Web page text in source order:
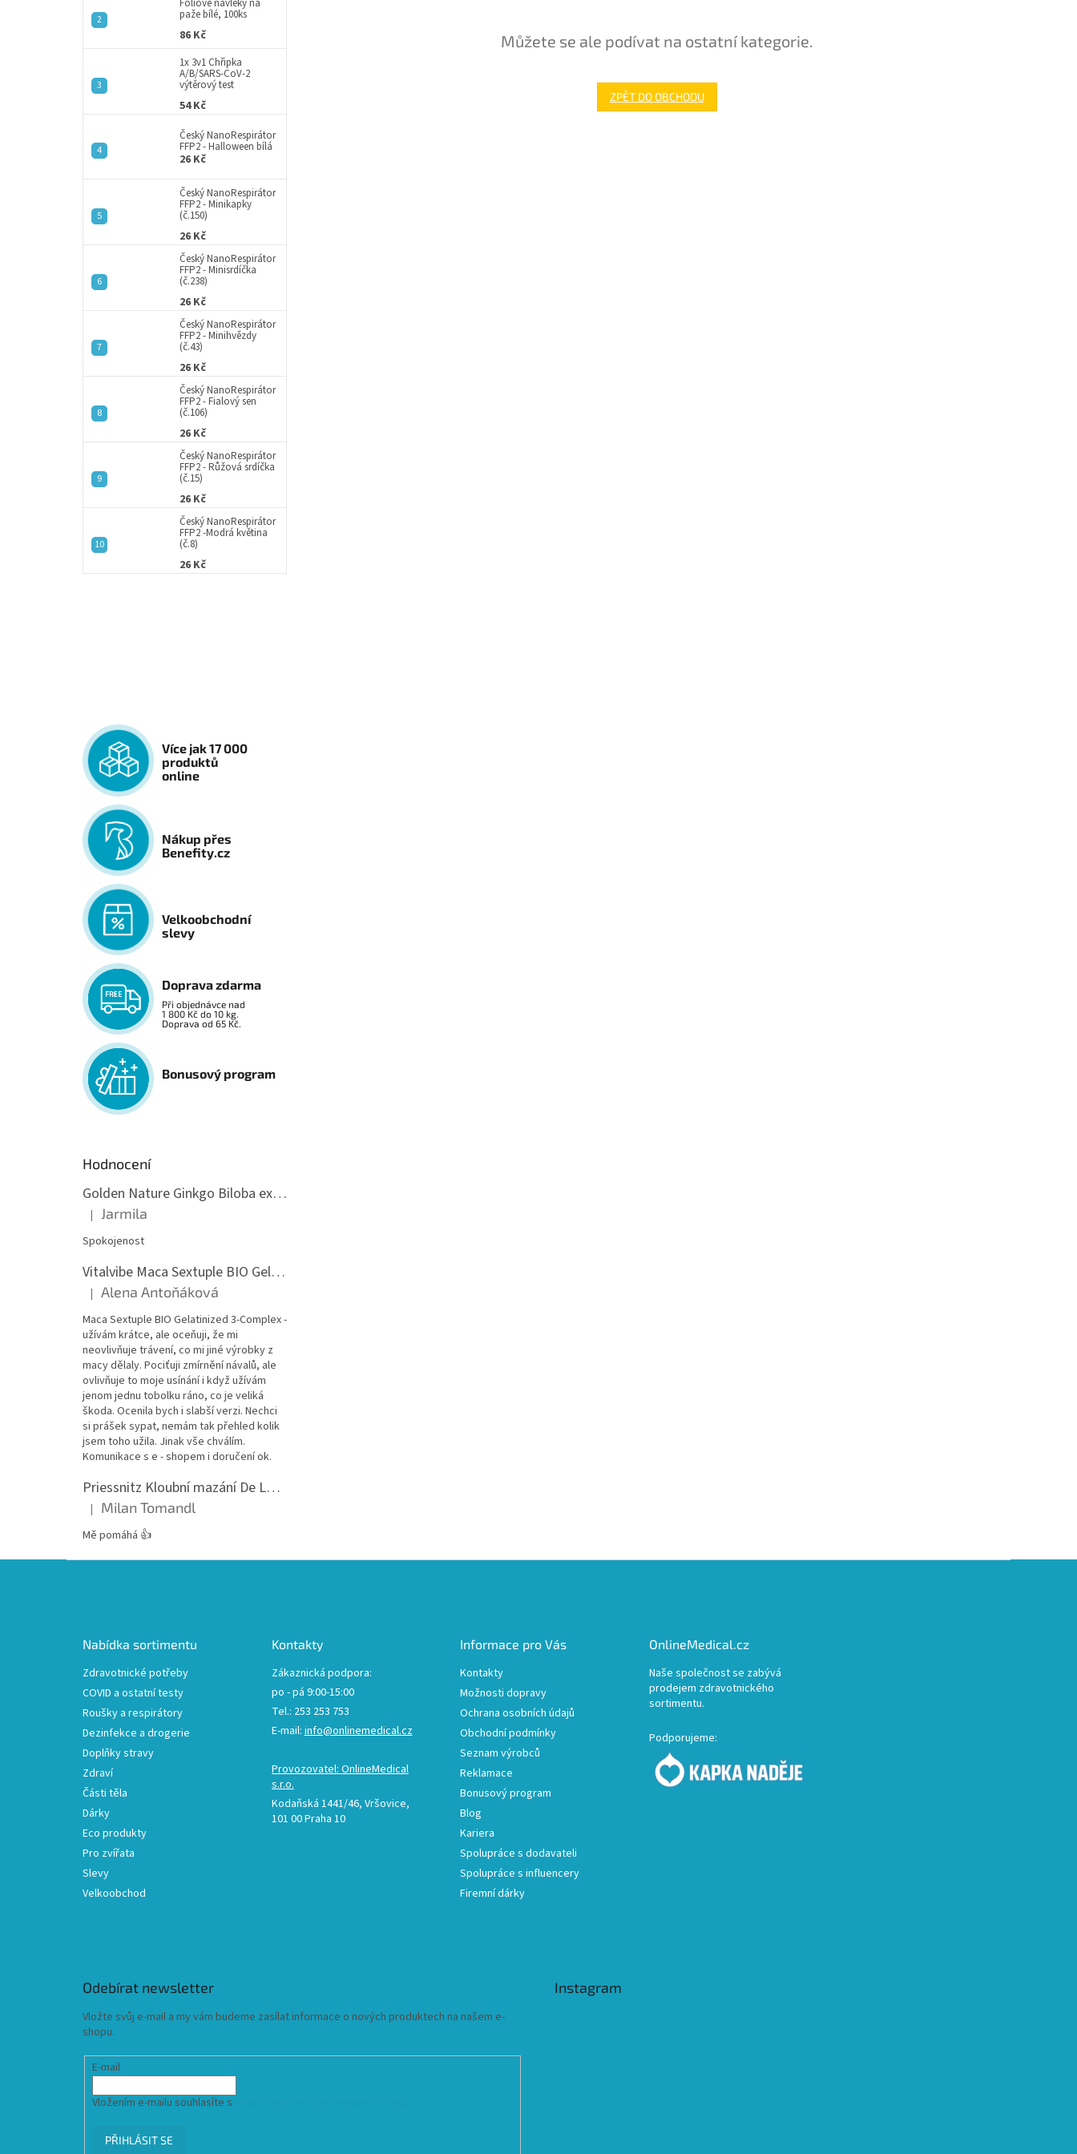
paže bílé, 100ks
86 Kč
1x 3v1 Chřipka
A/B/SARS-CoV-2
výtěrový test
54 Kč
Český NanoRespirátor
FFP2 - Halloween bílá
26 Kč
Český NanoRespirátor
FFP2 - Minikapky
(č.150)
26 Kč
Český NanoRespirátor
FFP2 - Minisrdíčka
(č.238)
26 Kč
Český NanoRespirátor
FFP2 - Minihvězdy
(č.43)
26 Kč
Český NanoRespirátor
FFP2 - Fialový sen
(č.106)
26 Kč
Český NanoRespirátor
FFP2 - Růžová srdíčka
(č.15)
26 Kč
Český NanoRespirátor
FFP2 -Modrá květina
(č.8)
26 Kč
Více jak 17 000
produktů
online
Nákup přes
Benefity.cz
Velkoobchodní
slevy
Doprava zdarma
Při objednávce nad
1 800 Kč do 10 kg.
Doprava od 65 Kč.
Bonusový program
Hodnocení
Golden Nature Ginkgo Biloba extrakt 50:1 60mg, 100 kapslí
Hodnocení produktu je 5 z 5 hvězdiček.
| Jarmila
Spokojenost
Vitalvibe Maca Sextuple BIO Gelatinized 3-Complex, 60 kapslí
Hodnocení produktu je 5 z 5 hvězdiček.
| Alena Antoňáková
Maca Sextuple BIO Gelatinized 3-Complex -
užívám krátce, ale oceňuji, že mi
neovlivňuje trávení, co mi jiné výrobky z
macy dělaly. Pociťuji zmírnění návalů, ale
ovlivňuje to moje usínání i když užívám
jenom jednu tobolku ráno, co je veliká
škoda. Ocenila bych i slabší verzi. Nechci
si prášek sypat, nemám tak přehled kolik
jsem toho užila. Jinak vše chválím.
Komunikace s e - shopem i doručení ok.
Priessnitz Kloubní mazání De Luxe, 200ml
Hodnocení produktu je 5 z 5 hvězdiček.
| Milan Tomandl
Mě pomáhá 👍
Můžete se ale podívat na ostatní kategorie.
ZPĚT DO OBCHODU
Nabídka sortimentu
Zdravotnické potřeby
COVID a ostatní testy
Roušky a respirátory
Dezinfekce a drogerie
Doplňky stravy
Zdraví
Části těla
Dárky
Eco produkty
Pro zvířata
Slevy
Velkoobchod
Kontakty
Zákaznická podpora:
po - pá 9:00-15:00
Tel.: 253 253 753
E-mail: info@onlinemedical.cz
Provozovatel: OnlineMedical
s.r.o.
Kodaňská 1441/46, Vršovice,
101 00 Praha 10
Informace pro Vás
Kontakty
Možnosti dopravy
Ochrana osobních údajů
Obchodní podmínky
Seznam výrobců
Reklamace
Bonusový program
Blog
Kariera
Spolupráce s dodavateli
Spolupráce s influencery
Firemní dárky
OnlineMedical.cz
Naše společnost se zabývá
prodejem zdravotnického
sortimentu.
Podporujeme:
Odebírat newsletter
Vložte svůj e-mail a my vám budeme zasílat informace o nových produktech na našem e-
shopu.
E-mail
Vložením e-mailu souhlasíte s
PŘIHLÁSIT SE
Instagram